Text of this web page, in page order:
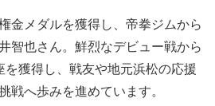
金メダルを獲得し、帝拳ジムから
智也さん。鮮烈なデビュー戦から
獲得し、戦友や地元浜松の応援
戦へ歩みを進めています。